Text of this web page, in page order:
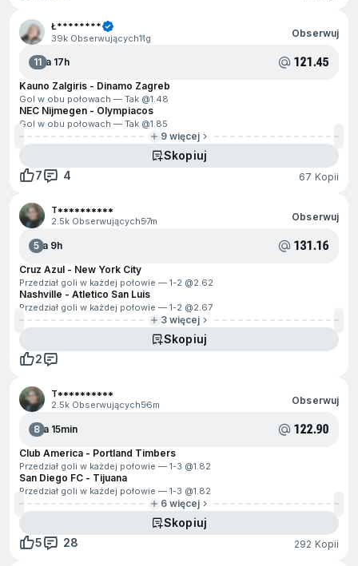
Ł********
39k Obserwujących11g Obserwuj
11Za 17h 121.45
Kauno Zalgiris - Dinamo Zagreb
Gol w obu połowach — Tak @1.48
NEC Nijmegen - Olympiacos
Gol w obu połowach — Tak @1.85
9 więcej
Skopiuj
7
4 67 Kopii
T**********
2.5k Obserwujących57m Obserwuj
5Za 9h 131.16
Cruz Azul - New York City
Przedział goli w każdej połowie — 1-2 @2.62
Nashville - Atletico San Luis
Przedział goli w każdej połowie — 1-2 @2.67
3 więcej
Skopiuj
2
T**********
2.5k Obserwujących56m Obserwuj
8Za 15min 122.90
Club America - Portland Timbers
Przedział goli w każdej połowie — 1-3 @1.82
San Diego FC - Tijuana
Przedział goli w każdej połowie — 1-3 @1.82
6 więcej
Skopiuj
5
28 292 Kopii